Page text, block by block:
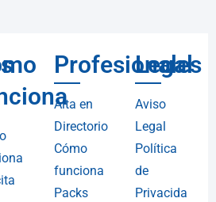
Profesionales
Alta en
Directorio
Cómo
funciona
Packs
Legal
Aviso
Legal
Política
de
Privacida